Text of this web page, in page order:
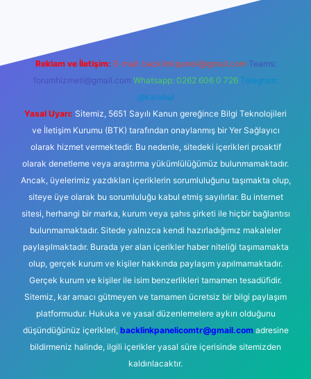
Reklam ve İletişim: E-mail: backlinkpaneli@gmail.com Teams:
forumhizmeti@gmail.com Whatsapp: 0262 606 0 726 Telegram:
@karabul
Yasal Uyarı: Sitemiz, 5651 Sayılı Kanun gereğince Bilgi Teknolojileri
ve İletişim Kurumu (BTK) tarafından onaylanmış bir Yer Sağlayıcı
olarak hizmet vermektedir. Bu nedenle, sitedeki içerikleri proaktif
olarak denetleme veya araştırma yükümlülüğümüz bulunmamaktadır.
Ancak, üyelerimiz yazdıkları içeriklerin sorumluluğunu taşımakta olup,
siteye üye olarak bu sorumluluğu kabul etmiş sayılırlar. Bu internet
sitesi, herhangi bir marka, kurum veya şahıs şirketi ile hiçbir bağlantısı
bulunmamaktadır. Sitede yalnızca kendi hazırladığımız makaleler
paylaşılmaktadır. Burada yer alan içerikler haber niteliği taşımamakta
olup, gerçek kurum ve kişiler hakkında paylaşım yapılmamaktadır.
Gerçek kurum ve kişiler ile isim benzerlikleri tamamen tesadüfidir.
Sitemiz, kar amacı gütmeyen ve tamamen ücretsiz bir bilgi paylaşım
platformudur. Hukuka ve yasal düzenlemelere aykırı olduğunu
düşündüğünüz içerikleri, backlinkpanelicomtr@gmail.comadresine
bildirmeniz halinde, ilgili içerikler yasal süre içerisinde sitemizden
kaldırılacaktır.